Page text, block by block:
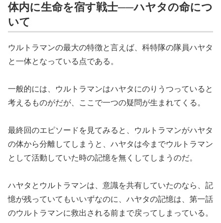
体内に生命を宿す戦士──ハヤタの命につ
いて
ウルトラマンの最大の特徴と言えば、科特隊の隊員ハヤタ
と一体となっている点である。
一般的には、ウルトラマンはハヤタにのりうつっていると
考えるものがだが、ここで一つの疑問が生まれてくる。
最終回のエピソードを見てみると、ウルトラマンがハヤタ
の体から分離してしまうと、ハヤタは今までウルトラマン
として活動していた時の記憶を無くしてしまうのだ。
ハヤタとウルトラマンは、意識を共有していたのなら、記
憶が残っていてもいいずなのに、ハヤタの記憶は、第一話
のウルトラマンに救出される前まで戻ってしまっている。